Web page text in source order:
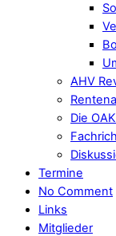
AHV
Die
Termine
No Comment
Links
Mitglieder